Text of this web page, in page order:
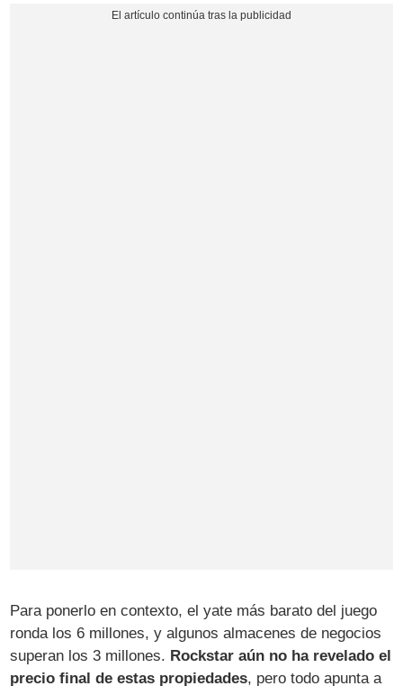
Para ponerlo en contexto, el yate más barato del juego
ronda los 6 millones, y algunos almacenes de negocios
superan los 3 millones. Rockstar aún no ha revelado el
precio final de estas propiedades, pero todo apunta a